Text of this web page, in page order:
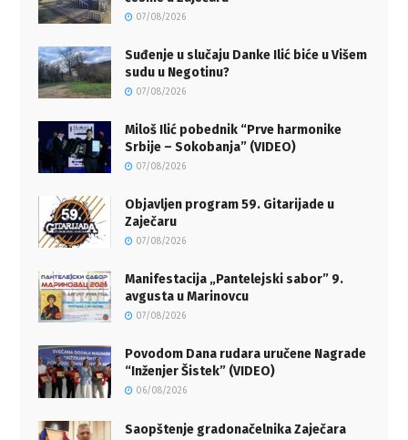
07/08/2026
Suđenje u slučaju Danke Ilić biće u Višem
sudu u Negotinu?
07/08/2026
Miloš Ilić pobednik “Prve harmonike
Srbije – Sokobanja” (VIDEO)
07/08/2026
Objavljen program 59. Gitarijade u
Zaječaru
07/08/2026
Manifestacija „Pantelejski sabor” 9.
avgusta u Marinovcu
07/08/2026
Povodom Dana rudara uručene Nagrade
“Inženjer Šistek” (VIDEO)
06/08/2026
Saopštenje gradonačelnika Zaječara